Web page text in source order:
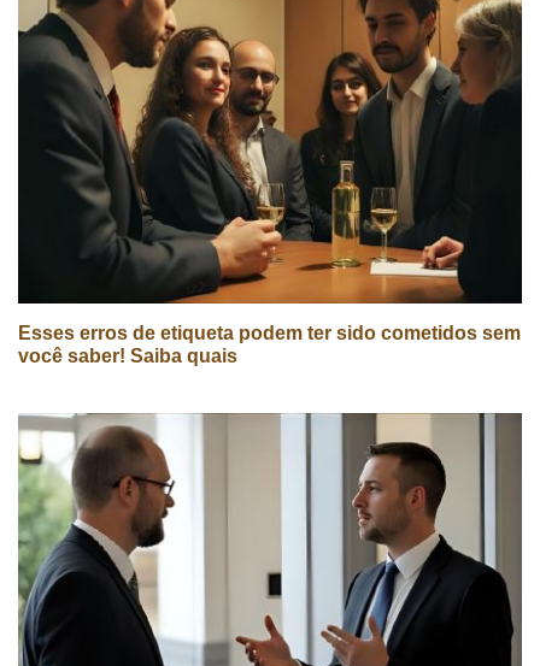
Esses erros de etiqueta podem ter sido cometidos sem
você saber! Saiba quais